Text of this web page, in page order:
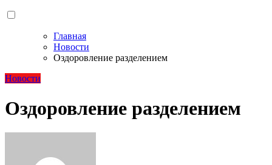
Главная
Новости
Оздоровление разделением
Новости
Оздоровление разделением